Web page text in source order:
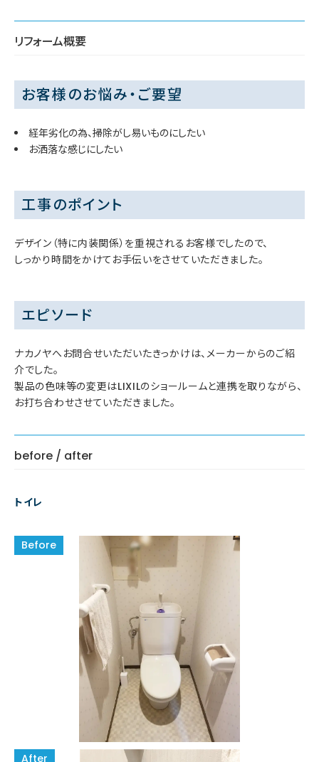
リフォーム概要
お客様のお悩み・ご要望
経年劣化の為、掃除がし易いものにしたい
お洒落な感じにしたい
工事のポイント
デザイン（特に内装関係）を重視されるお客様でしたので、
しっかり時間をかけてお手伝いをさせていただきました。
エピソード
ナカノヤへお問合せいただいたきっかけは、メーカーからのご紹
介でした。
製品の色味等の変更はLIXILのショールームと連携を取りながら、
お打ち合わせさせていただきました。
before / after
トイレ